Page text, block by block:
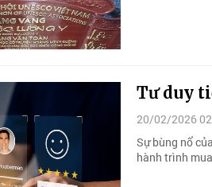
Tư duy
20/02/2026
Sự bùng nổ
hành trình